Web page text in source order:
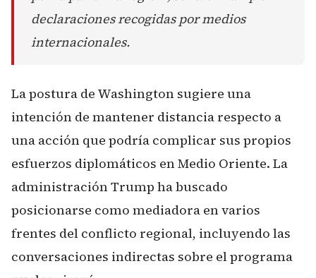
declaraciones recogidas por medios
internacionales.
La postura de Washington sugiere una
intención de mantener distancia respecto a
una acción que podría complicar sus propios
esfuerzos diplomáticos en Medio Oriente. La
administración Trump ha buscado
posicionarse como mediadora en varios
frentes del conflicto regional, incluyendo las
conversaciones indirectas sobre el programa